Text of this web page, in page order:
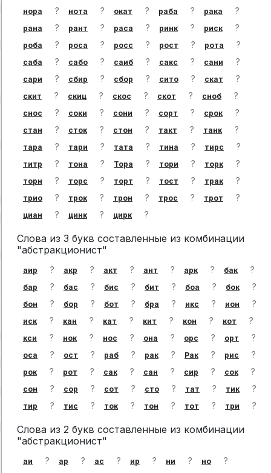
нора ? нота ? окат ? раба ? рака ?
рана ? рант ? раса ? ринк ? риск ?
роба ? роса ? росс ? рост ? рота ?
саба ? сабо ? саиб ? сакс ? сани ?
сари ? сбир ? сбор ? сито ? скат ?
скит ? скиц ? скос ? скот ? сноб ?
снос ? соки ? сони ? сорт ? срок ?
стан ? сток ? стон ? такт ? танк ?
тара ? тари ? тата ? тина ? тирс ?
титр ? тона ? Тора ? тори ? торк ?
торн ? торс ? торт ? тост ? трак ?
трио ? трок ? трон ? трос ? трот ?
циан ? цинк ? цирк ?
Слова из 3 букв составленные из комбинации
"абстракционист"
аир ? акр ? акт ? ант ? арк ? бак ?
бар ? бас ? бис ? бит ? боа ? бок ?
бон ? бор ? бот ? бра ? икс ? ион ?
иск ? кан ? кат ? кит ? кон ? кот ?
кси ? нок ? нос ? она ? орс ? орт ?
оса ? ост ? раб ? рак ? Рак ? рис ?
рок ? рот ? сак ? сан ? сир ? сок ?
сон ? сор ? сот ? сто ? тат ? тик ?
тир ? тис ? ток ? тон ? тот ? три ?
Слова из 2 букв составленные из комбинации
"абстракционист"
аи ? ар ? ас ? ир ? ни ? но
?